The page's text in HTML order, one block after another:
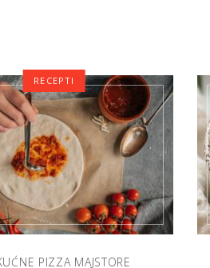
PIZZA MAJSTORE
RECEPTI